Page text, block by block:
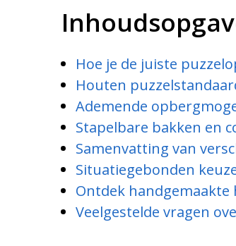
Hoe je de juiste
Houten
Ademende
Stapelbare bakken en
Samenvatting van
Situatiegebonden
Ontdek handgemaakte
Veelgestelde vragen